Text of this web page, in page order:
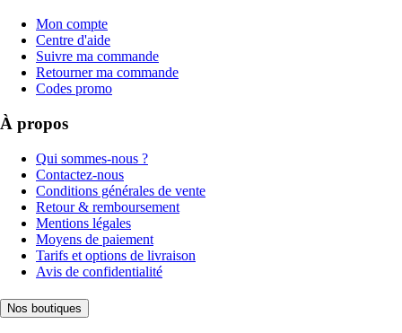
Mon compte
Centre d'aide
Suivre ma commande
Retourner ma commande
Codes promo
À propos
Qui sommes-nous ?
Contactez-nous
Conditions générales de vente
Retour & remboursement
Mentions légales
Moyens de paiement
Tarifs et options de livraison
Avis de confidentialité
Nos boutiques